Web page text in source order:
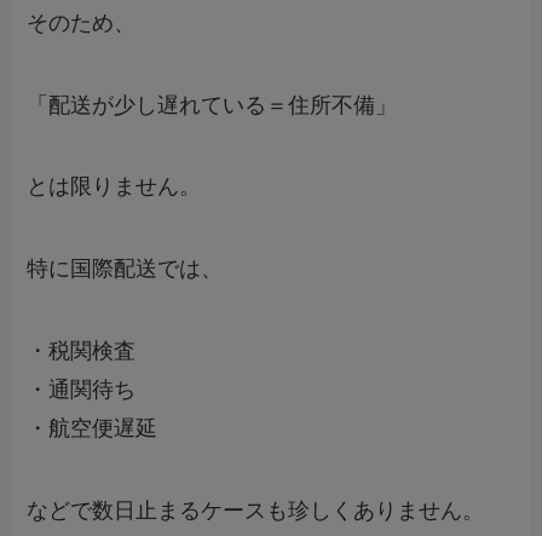
そのため、
「配送が少し遅れている＝住所不備」
とは限りません。
特に国際配送では、
・税関検査
・通関待ち
・航空便遅延
などで数日止まるケースも珍しくありません。